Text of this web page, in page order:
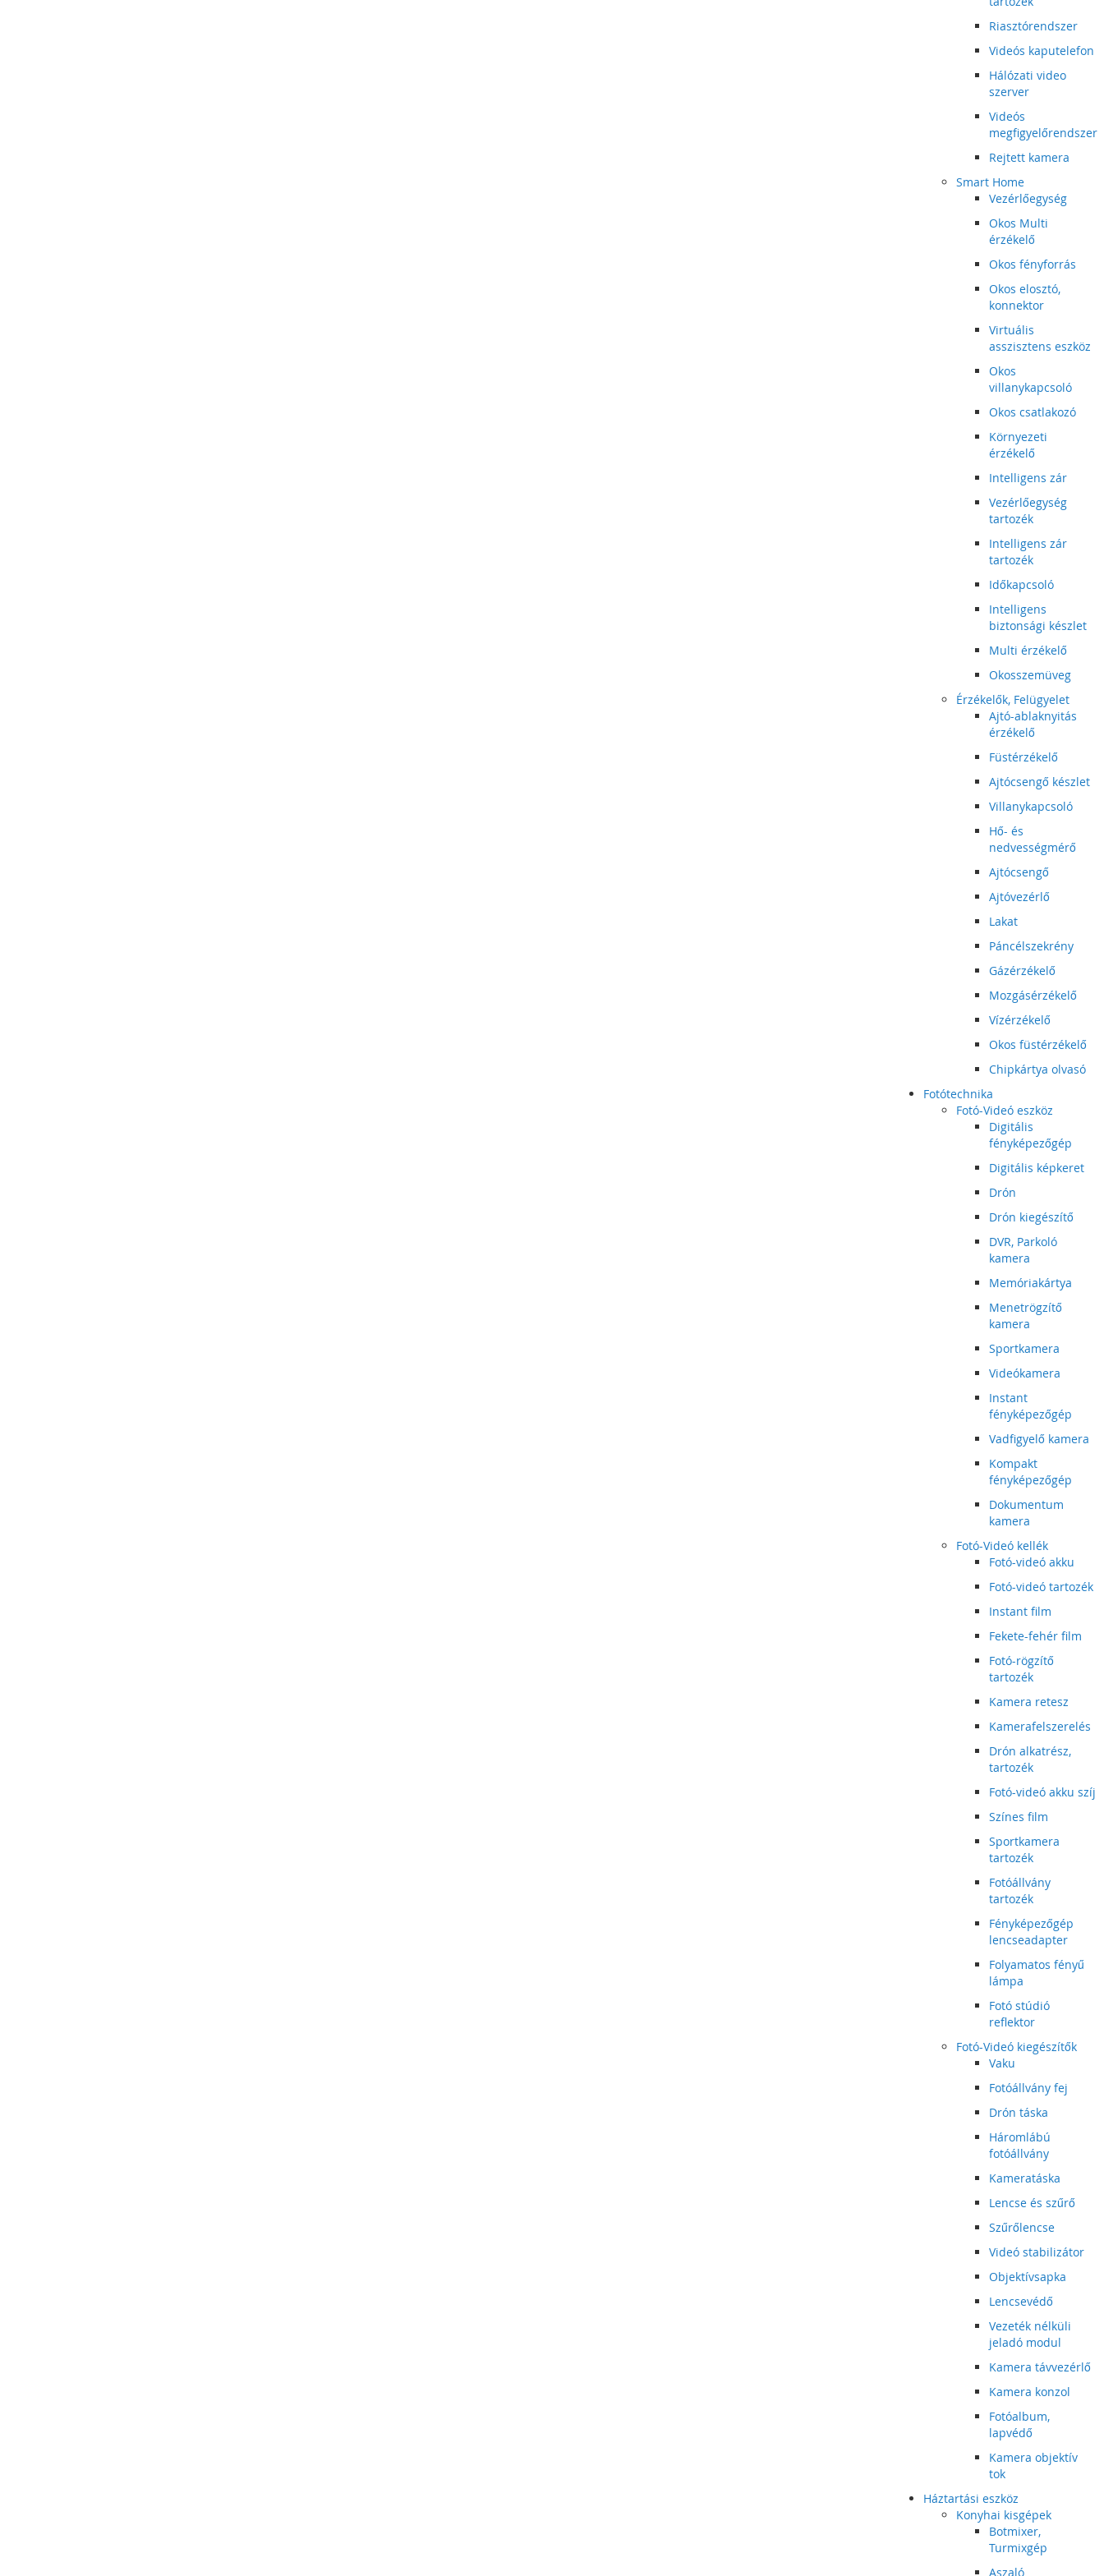
Riasztórendszer
Videós kaputelefon
Hálózati video
szerver
Videós
megfigyelőrendszer
Rejtett kamera
Smart Home
Vezérlőegység
Okos Multi
érzékelő
Okos fényforrás
Okos elosztó,
konnektor
Virtuális
asszisztens eszköz
Okos
villanykapcsoló
Okos csatlakozó
Környezeti
érzékelő
Intelligens zár
Vezérlőegység
tartozék
Intelligens zár
tartozék
Időkapcsoló
Intelligens
biztonsági készlet
Multi érzékelő
Okosszemüveg
Érzékelők, Felügyelet
Ajtó-ablaknyitás
érzékelő
Füstérzékelő
Ajtócsengő készlet
Villanykapcsoló
Hő- és
nedvességmérő
Ajtócsengő
Ajtóvezérlő
Lakat
Páncélszekrény
Gázérzékelő
Mozgásérzékelő
Vízérzékelő
Okos füstérzékelő
Chipkártya olvasó
Fotótechnika
Fotó-Videó eszköz
Digitális
fényképezőgép
Digitális képkeret
Drón
Drón kiegészítő
DVR, Parkoló
kamera
Memóriakártya
Menetrögzítő
kamera
Sportkamera
Videókamera
Instant
fényképezőgép
Vadfigyelő kamera
Kompakt
fényképezőgép
Dokumentum
kamera
Fotó-Videó kellék
Fotó-videó akku
Fotó-videó tartozék
Instant film
Fekete-fehér film
Fotó-rögzítő
tartozék
Kamera retesz
Kamerafelszerelés
Drón alkatrész,
tartozék
Fotó-videó akku szíj
Színes film
Sportkamera
tartozék
Fotóállvány
tartozék
Fényképezőgép
lencseadapter
Folyamatos fényű
lámpa
Fotó stúdió
reflektor
Fotó-Videó kiegészítők
Vaku
Fotóállvány fej
Drón táska
Háromlábú
fotóállvány
Kameratáska
Lencse és szűrő
Szűrőlencse
Videó stabilizátor
Objektívsapka
Lencsevédő
Vezeték nélküli
jeladó modul
Kamera távvezérlő
Kamera konzol
Fotóalbum,
lapvédő
Kamera objektív
tok
Háztartási eszköz
Konyhai kisgépek
Botmixer,
Turmixgép
Aszaló